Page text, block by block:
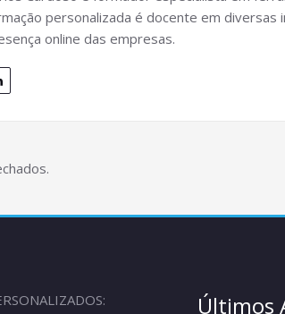
personalizada é docente em
online das empresas.
Últimos